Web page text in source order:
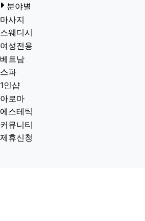
분야별
마사지
스웨디시
여성전용
베트남
스파
1인샵
아로마
에스테틱
커뮤니티
제휴신청